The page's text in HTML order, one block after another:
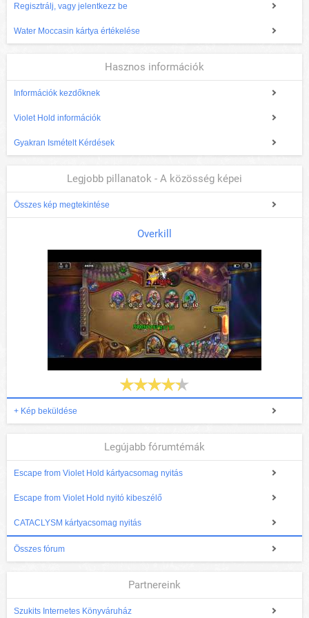
Regisztrálj, vagy jelentkezz be
Water Moccasin kártya értékelése
Hasznos információk
Információk kezdőknek
Violet Hold információk
Gyakran Ismételt Kérdések
Legjobb pillanatok - A közösség képei
Összes kép megtekintése
Overkill
+ Kép beküldése
Legújabb fórumtémák
Escape from Violet Hold kártyacsomag nyitás
Escape from Violet Hold nyitó kibeszélő
CATACLYSM kártyacsomag nyitás
Összes fórum
Partnereink
Szukits Internetes Könyváruház